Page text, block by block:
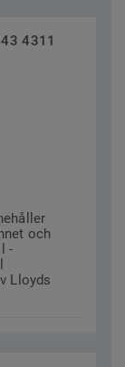
4311
och
-
Lloyds